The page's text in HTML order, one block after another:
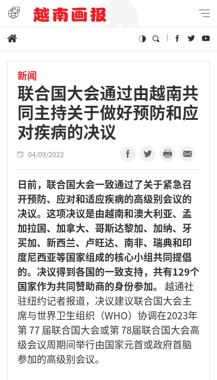
新闻
联合国大会通过由越南共
同主持关于做好预防和应
对疾病的决议
04/09/2022
日前，联合国大会一致通过了关于紧急召
开预防、应对和适应疾病的高级别会议的
决议。这项决议是由越南和澳大利亚、孟
加拉国、加拿大、哥斯达黎加、加纳、牙
买加、新西兰、卢旺达、南非、瑞典和印
度尼西亚等国家组成的核心小组共同提倡
的。决议得到各国的一致支持，共有129个
国家作为共同赞助商的身份参加。
越通社
驻纽约记者报道，决议建议联合国大会主
席与世界卫生组织（WHO）协调在2023年
第 77 届联合国大会或第 78届联合国大会高
级会议周期间举行由国家元首或政府首脑
参加的高级别会议。